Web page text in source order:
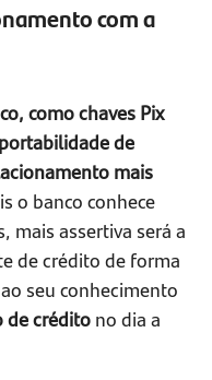
com a
como chaves Pix
de
mais
o banco conhece
mais assertiva será a
de crédito de forma
seu conhecimento
de crédito no dia a